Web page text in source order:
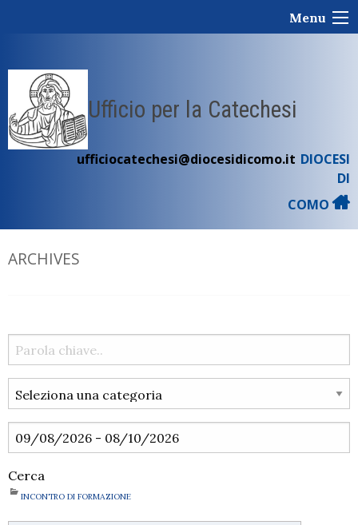
Menu
Ufficio per la Catechesi
ufficiocatechesi@diocesidicomo.it DIOCESI
DI
COMO
ARCHIVES
Cerca
INCONTRO DI FORMAZIONE